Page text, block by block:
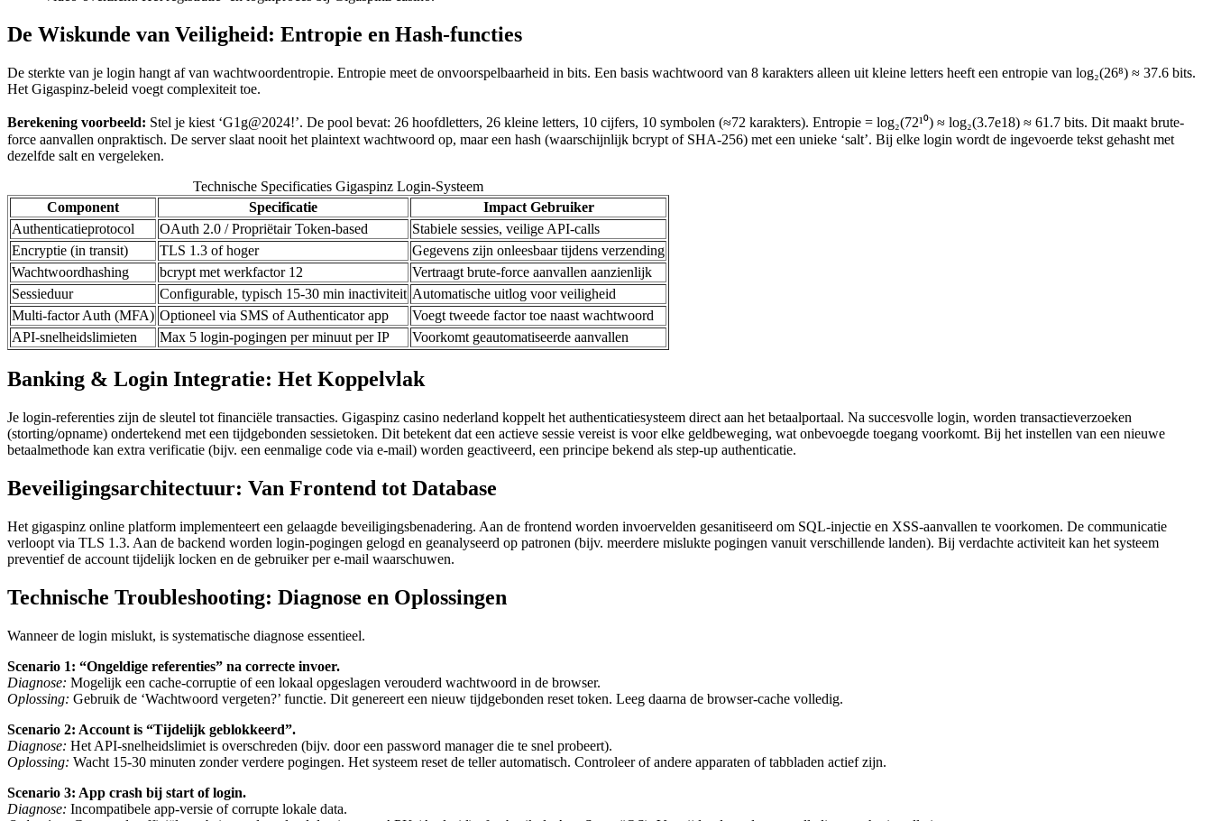
De Wiskunde van Veiligheid: Entropie en Hash-functies
De sterkte van je login hangt af van wachtwoordentropie. Entropie meet de onvoorspelbaarheid in bits. Een basis wachtwoord van 8 karakters alleen uit kleine letters heeft een entropie van log₂(26⁸) ≈ 37.6 bits.
Het Gigaspinz-beleid voegt complexiteit toe.
Berekening voorbeeld: Stel je kiest ‘G1g@2024!’. De pool bevat: 26 hoofdletters, 26 kleine letters, 10 cijfers, 10 symbolen (≈72 karakters). Entropie = log₂(72¹⁰) ≈ log₂(3.7e18) ≈ 61.7 bits. Dit maakt brute-
force aanvallen onpraktisch. De server slaat nooit het plaintext wachtwoord op, maar een hash (waarschijnlijk bcrypt of SHA-256) met een unieke ‘salt’. Bij elke login wordt de ingevoerde tekst gehasht met
dezelfde salt en vergeleken.
Technische Specificaties Gigaspinz Login-Systeem
Component
Specificatie
Impact Gebruiker
Authenticatieprotocol
OAuth 2.0 / Propriëtair Token-based
Stabiele sessies, veilige API-calls
Encryptie (in transit)
TLS 1.3 of hoger
Gegevens zijn onleesbaar tijdens verzending
Wachtwoordhashing
bcrypt met werkfactor 12
Vertraagt brute-force aanvallen aanzienlijk
Sessieduur
Configurable, typisch 15-30 min inactiviteit Automatische uitlog voor veiligheid
Multi-factor Auth (MFA) Optioneel via SMS of Authenticator app
Voegt tweede factor toe naast wachtwoord
API-snelheidslimieten
Max 5 login-pogingen per minuut per IP Voorkomt geautomatiseerde aanvallen
Banking & Login Integratie: Het Koppelvlak
Je login-referenties zijn de sleutel tot financiële transacties. Gigaspinz casino nederland koppelt het authenticatiesysteem direct aan het betaalportaal. Na succesvolle login, worden transactieverzoeken
(storting/opname) ondertekend met een tijdgebonden sessietoken. Dit betekent dat een actieve sessie vereist is voor elke geldbeweging, wat onbevoegde toegang voorkomt. Bij het instellen van een nieuwe
betaalmethode kan extra verificatie (bijv. een eenmalige code via e-mail) worden geactiveerd, een principe bekend als step-up authenticatie.
Beveiligingsarchitectuur: Van Frontend tot Database
Het gigaspinz online platform implementeert een gelaagde beveiligingsbenadering. Aan de frontend worden invoervelden gesanitiseerd om SQL-injectie en XSS-aanvallen te voorkomen. De communicatie
verloopt via TLS 1.3. Aan de backend worden login-pogingen gelogd en geanalyseerd op patronen (bijv. meerdere mislukte pogingen vanuit verschillende landen). Bij verdachte activiteit kan het systeem
preventief de account tijdelijk locken en de gebruiker per e-mail waarschuwen.
Technische Troubleshooting: Diagnose en Oplossingen
Wanneer de login mislukt, is systematische diagnose essentieel.
Scenario 1: “Ongeldige referenties” na correcte invoer.
Diagnose: Mogelijk een cache-corruptie of een lokaal opgeslagen verouderd wachtwoord in de browser.
Oplossing: Gebruik de ‘Wachtwoord vergeten?’ functie. Dit genereert een nieuw tijdgebonden reset token. Leeg daarna de browser-cache volledig.
Scenario 2: Account is “Tijdelijk geblokkeerd”.
Diagnose: Het API-snelheidslimiet is overschreden (bijv. door een password manager die te snel probeert).
Oplossing: Wacht 15-30 minuten zonder verdere pogingen. Het systeem reset de teller automatisch. Controleer of andere apparaten of tabbladen actief zijn.
Scenario 3: App crash bij start of login.
Diagnose: Incompatibele app-versie of corrupte lokale data.